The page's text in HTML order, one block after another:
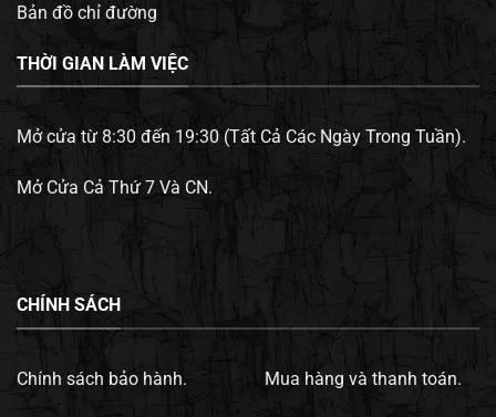
Bản đồ chỉ đường
THỜI GIAN LÀM VIỆC
Mở cửa từ 8:30 đến 19:30 (Tất Cả Các Ngày Trong Tuần).
Mở Cửa Cả Thứ 7 Và CN.
CHÍNH SÁCH
Chính sách bảo hành. Mua hàng và thanh toán.